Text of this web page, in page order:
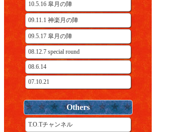
10.5.16 皐月の陣
09.11.1 神楽月の陣
09.5.17 皐月の陣
08.12.7 special round
08.6.14
07.10.21
Others
T.O.Tチャンネル